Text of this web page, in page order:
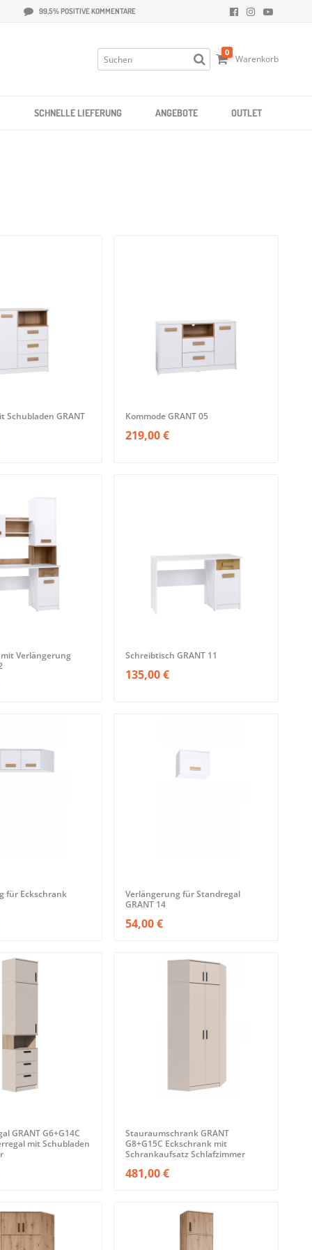
99,5% POSITIVE KOMMENTARE
0
Warenkorb
SCHNELLE LIEFERUNG ANGEBOTE OUTLET
Schubladen GRANT
Kommode GRANT 05
219,00 €
Verlängerung
Schreibtisch GRANT 11
135,00 €
für Eckschrank
Verlängerung für Standregal
GRANT 14
54,00 €
GRANT G6+G14C
mit Schubladen
Stauraumschrank GRANT
G8+G15C Eckschrank mit
Schrankaufsatz Schlafzimmer
481,00 €